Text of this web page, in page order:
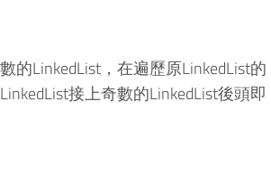
LinkedList，在遍歷原LinkedList的
接上奇數的LinkedList後頭即